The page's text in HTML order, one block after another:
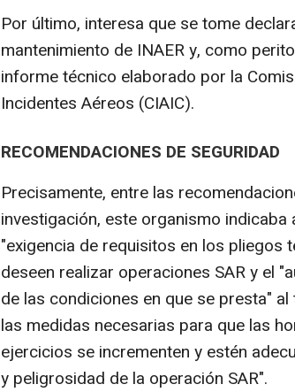
Por último, interesa que se tome
mantenimiento de INAER y, como
informe técnico elaborado por la
Incidentes Aéreos (CIAIC).
RECOMENDACIONES DE SEGURIDAD
Precisamente, entre las
investigación, este organismo indicaba
"exigencia de requisitos en los pliegos
deseen realizar operaciones SAR y el
de las condiciones en que se presta"
las medidas necesarias para que las
ejercicios se incrementen y estén
y peligrosidad de la operación SAR".